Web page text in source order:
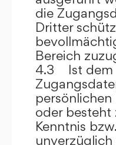
die
Dritter
Bereich
4.3 Ist dem
oder besteht
Kenntnis